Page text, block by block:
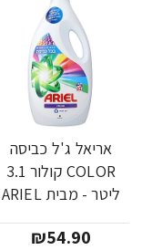
אריאל ג'ל כביסה
COLOR קולור 3.1
ליטר - מבית ARIEL
₪54.90